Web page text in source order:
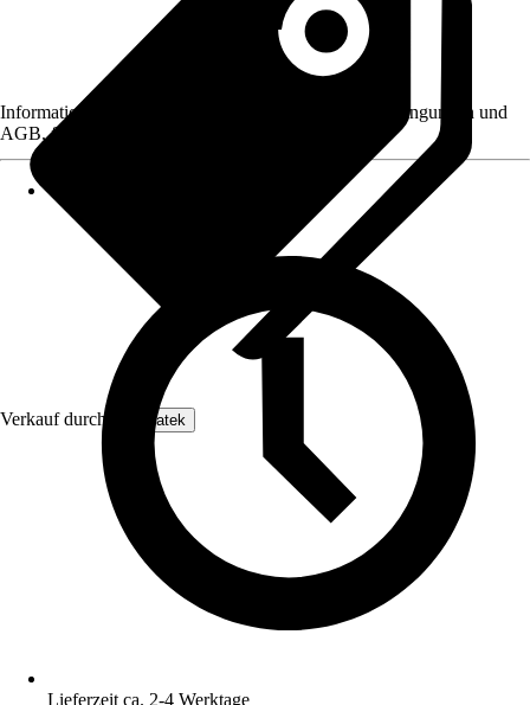
Verkauf durch: Enovatek
Informationen des Verkäufers, wie z. B. Rückgabebedingungen und
AGB, finden Sie bei Klick auf den Verkäufernamen.
Lieferzeit ca. 2-4 Werktage